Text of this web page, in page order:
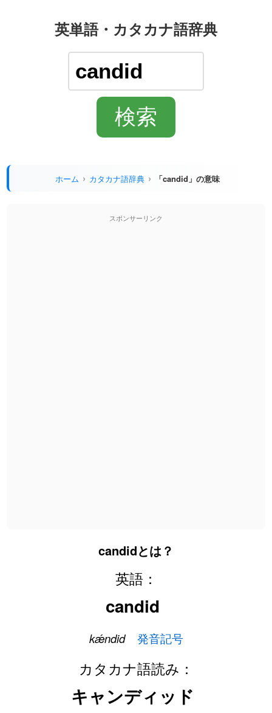
英単語・カタカナ語辞典
ホーム カタカナ語辞典 「candid」の意味
スポンサーリンク
candidとは？
英語：
candid
kǽndid 発音記号
カタカナ語読み：
キャンディッド